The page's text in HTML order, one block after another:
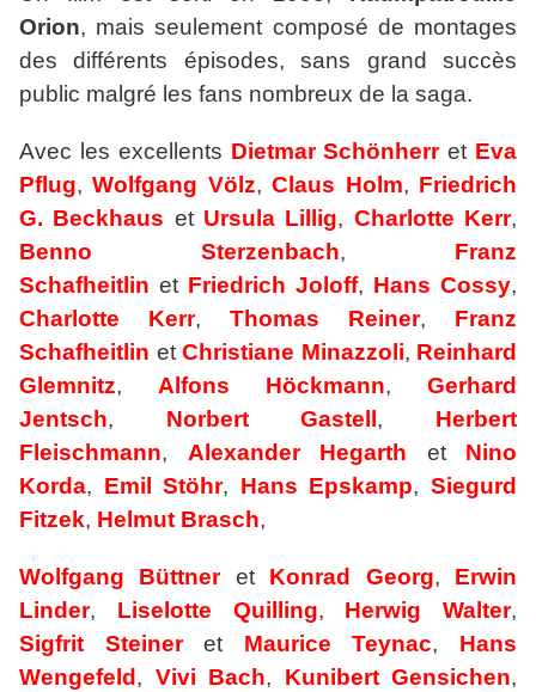
Orion, mais seulement composé de montages
des différents épisodes, sans grand succès
public malgré les fans nombreux de la saga.
Avec les excellents Dietmar Schönherret Eva
Pflug,Wolfgang Völz,Claus Holm, Friedrich
G. Beckhaus et Ursula Lillig, Charlotte Kerr,
Benno Sterzenbach, Franz
Schafheitlin et Friedrich Joloff, Hans Cossy,
Charlotte Kerr, Thomas Reiner, Franz
Schafheitlin et Christiane Minazzoli, Reinhard
Glemnitz, Alfons Höckmann, Gerhard
Jentsch, Norbert Gastell , Herbert
Fleischmann, Alexander Hegarth et Nino
Korda, Emil Stöhr, Hans Epskamp,Siegurd
Fitzek, Helmut Brasch,
Wolfgang Büttneret Konrad Georg, Erwin
Linder, Liselotte Quilling, Herwig Walter,
Sigfrit Steineret Maurice Teynac, Hans
Wengefeld , Vivi Bach, Kunibert Gensichen,